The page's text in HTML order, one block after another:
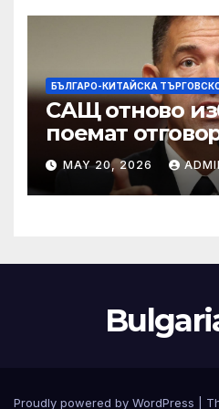
изкупуване:
БЪЛГАРО-КИТАЙСКА
САЩ отново
поемат
нападението в
Иран, при
155 души
MAY 20, 2026
Proudly powered by WordPress